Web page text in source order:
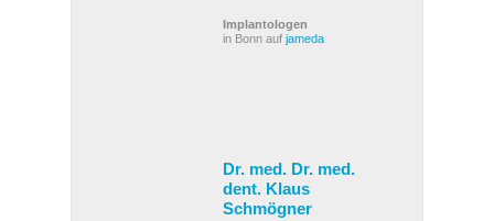
Implantologen
in Bonn auf jameda
Dr. med. Dr. med.
dent. Klaus
Schmögner